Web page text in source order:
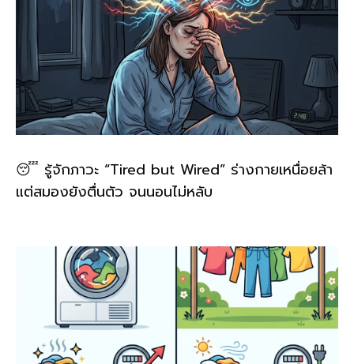
😴 รู้จักภาวะ “Tired but Wired” ร่างกายเหนื่อยล้า
แต่สมองยังตื่นตัว จนนอนไม่หลับ